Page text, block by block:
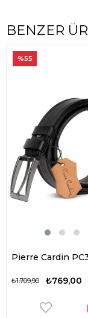
BENZER
₺769,00
₺1.709,90
%55